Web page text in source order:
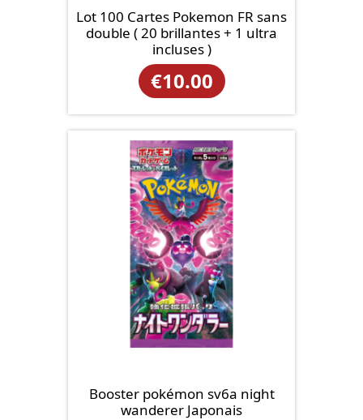
Lot 100 Cartes Pokemon FR sans
double ( 20 brillantes + 1 ultra
incluses )
€10.00
Booster pokémon sv6a night
wanderer Japonais